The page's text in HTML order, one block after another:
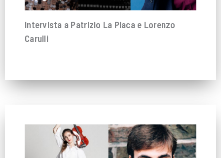
Intervista a Patrizio La Placa e Lorenzo
Carulli